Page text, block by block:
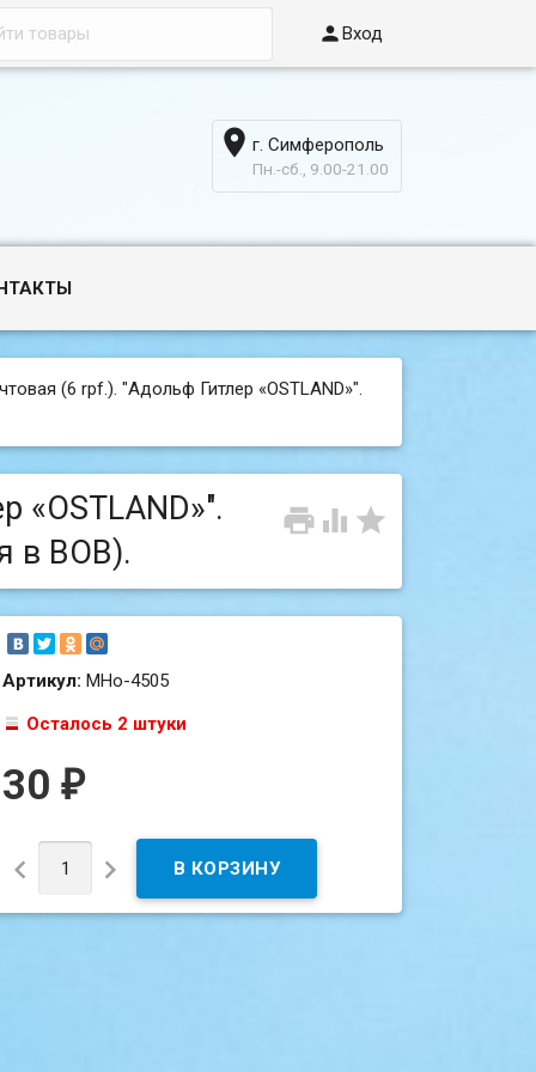
Вход
 г. Симферополь
Пн.-сб., 9.00-21.00
(6 rpf.). "Адольф Гитлер «OSTLAND»".
  
«OSTLAND»".
в ВОВ).
Артикул:МНо-4505
Осталось 2 штуки
30₽
 